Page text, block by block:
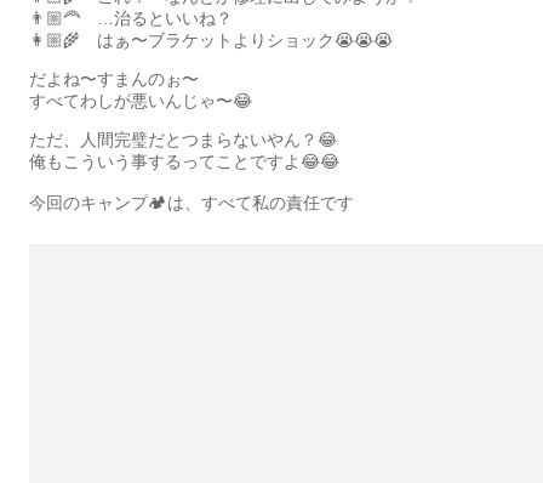
👨🏼‍🦰 …治るといいね？
👩🏼‍🌾 はぁ〜ブラケットよりショック😭😭😭
だよね〜すまんのぉ〜
すべてわしが悪いんじゃ〜😂
ただ、人間完璧だとつまらないやん？😂
俺もこういう事するってことですよ😂😂
今回のキャンプ🏕は、すべて私の責任です